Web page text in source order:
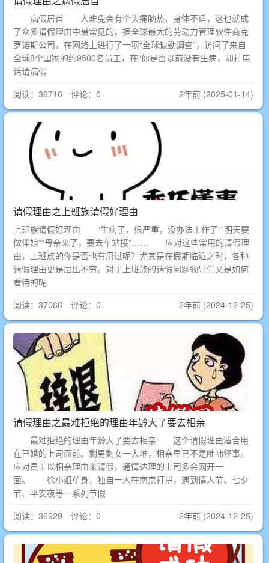
病假居首 人难免会有个头痛脑热、身体不适，这也就成
了众多请假理由中最常见的。据全球最大的劳动力管理软件商克
罗诺斯公司，在网络上进行了一项“全球缺勤调查”，访问了来自
全球8个国家的约9500名员工，在“你是否以前没有生病，却打电
话请病假
阅读：36716 评论：0
2年前 (2025-01-14)
请假理由之上班族请假好理由
上班族请假好理由 “生病了，很严重，没办法工作了”“明天要
做伴娘”“母亲来了，要去车站接”…… 应对这些常用的请假理
由，上班族的你是否也有用过呢？尤其是在假期临近之时，各种
请假理由更是层出不穷。对于上班族的请假问题领导们又是如何
看待的呢
阅读：37066 评论：0
2年前 (2024-12-25)
请假理由之最难拒绝的理由年龄大了要去相亲
最难拒绝的理由年龄大了要去相亲 这个请假理由适合用
在已婚的上司面前。剩男剩女一大堆，相亲早已不是咄咄怪事。
应对员工以相亲理由来请假，通情达理的上司多会网开一
面。 徐小姐单身，独自一人在南京打拼，遇到情人节、七夕
节、平安夜等一系列节假
阅读：36929 评论：0
2年前 (2024-12-25)